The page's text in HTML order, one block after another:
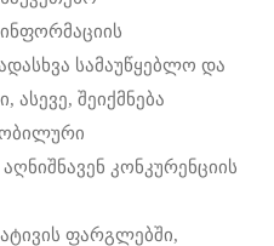
ინფორმაციის
სამაუწყებლო და
შეიქმნება
კონკურენციის
ფარგლებში,